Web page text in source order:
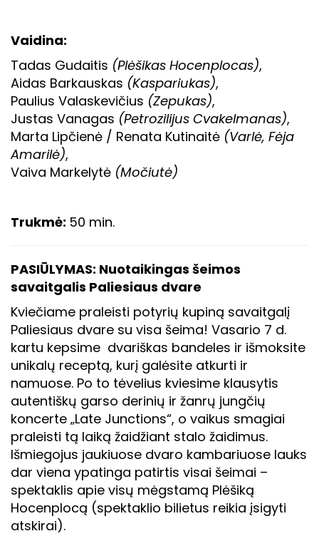
Vaidina:
Tadas Gudaitis (Plėšikas Hocenplocas),
Aidas Barkauskas (Kaspariukas),
Paulius Valaskevičius (Zepukas),
Justas Vanagas (Petrozilijus Cvakelmanas),
Marta Lipčienė / Renata Kutinaitė (Varlė, Fėja
Amarilė),
Vaiva Markelytė (Močiutė)
Trukmė: 50 min.
PASIŪLYMAS: Nuotaikingas šeimos
savaitgalis Paliesiaus dvare
Kviečiame praleisti potyrių kupiną savaitgalį
Paliesiaus dvare su visa šeima! Vasario 7 d.
kartu kepsime dvariškas bandeles ir išmoksite
unikalų receptą, kurį galėsite atkurti ir
namuose. Po to tėvelius kviesime klausytis
autentiškų garso derinių ir žanrų jungčių
koncerte „Late Junctions“, o vaikus smagiai
praleisti tą laiką žaidžiant stalo žaidimus.
Išmiegojus jaukiuose dvaro kambariuose lauks
dar viena ypatinga patirtis visai šeimai –
spektaklis apie visų mėgstamą Plėšiką
Hocenplocą (spektaklio bilietus reikia įsigyti
atskirai).